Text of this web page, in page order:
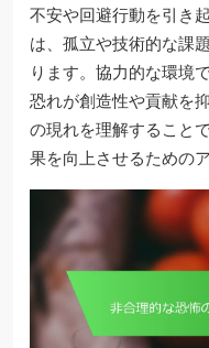
不安や回避行動を引き
は、孤立や技術的な課
ります。協力的な環境
恐れが創造性や貢献を
の現れを理解すること
果を向上させるための